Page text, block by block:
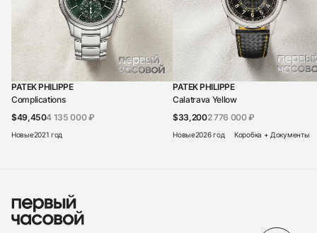
PATEK PHILIPPE
Complications
$49,4504 135 000 ₽
Новые2021 год
PATEK PHILIPPE
Calatrava Yellow
$33,2002 776 000 ₽
Новые2026 год Коробка + Документы